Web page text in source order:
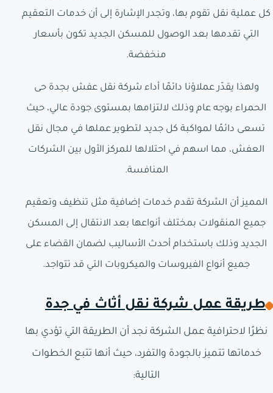
كل عملية نقل تقوم بها، وتجدر الإشارة إلى أن خدمات التعقيم
التي تقدمها بعد الوصول للمسكن الجديد تكون بأسعار
منخفضة.
ولهذا يقدّر عملاؤنا دائمًا أداء شركة نقل عفش بجدة حى
الحمراء بوجه عام وذلك لالتزامها بمستوى جودة عالي، حيث
تسعى دائمًا لمواكبة كل جديد لتطوير عملها في مجال نقل
العفش، مما اسهم في احتلالها للمركز الأول بين الشركات
المنافسة.
المميز أن الشركة تقدم خدمات إضافية مثل تنظيف وتعقيم
جميع المنقولات بمختلف أنواعها بعد الانتقال إلى المسكن
الجديد وذلك باستخدام أحدث الأساليب لضمان القضاء على
جميع أنواع الفيروسات والميكروبات التي قد تتواجد.
طريقة عمل شركة نقل أثاث في جدة
نظرًا لاحترافية عمل الشركة نجد أن الطريقة التي تؤدي بها
خدماتها تتميز بالجودة والتفرد، حيث أنها تتبع الخطوات
التالية: